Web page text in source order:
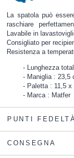
La spatola può
raschiare
Lavabile in
Consigliato per
Resistenza a
Lunghezza
Maniglia : 23,5
Paletta : 11,5 x
Marca : Matfer
PUNTI FEDELTÀ
CONSEGNA